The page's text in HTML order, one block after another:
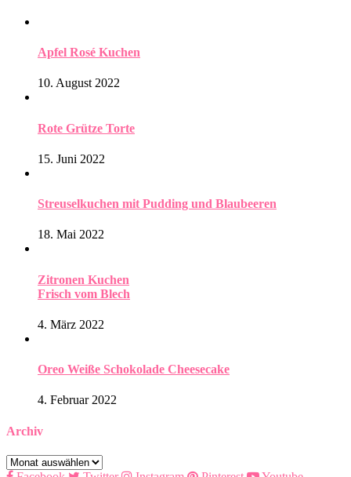
Apfel Rosé Kuchen
10. August 2022
Rote Grütze Torte
15. Juni 2022
Streuselkuchen mit Pudding und Blaubeeren
18. Mai 2022
Zitronen Kuchen
Frisch vom Blech
4. März 2022
Oreo Weiße Schokolade Cheesecake
4. Februar 2022
Archiv
Archiv